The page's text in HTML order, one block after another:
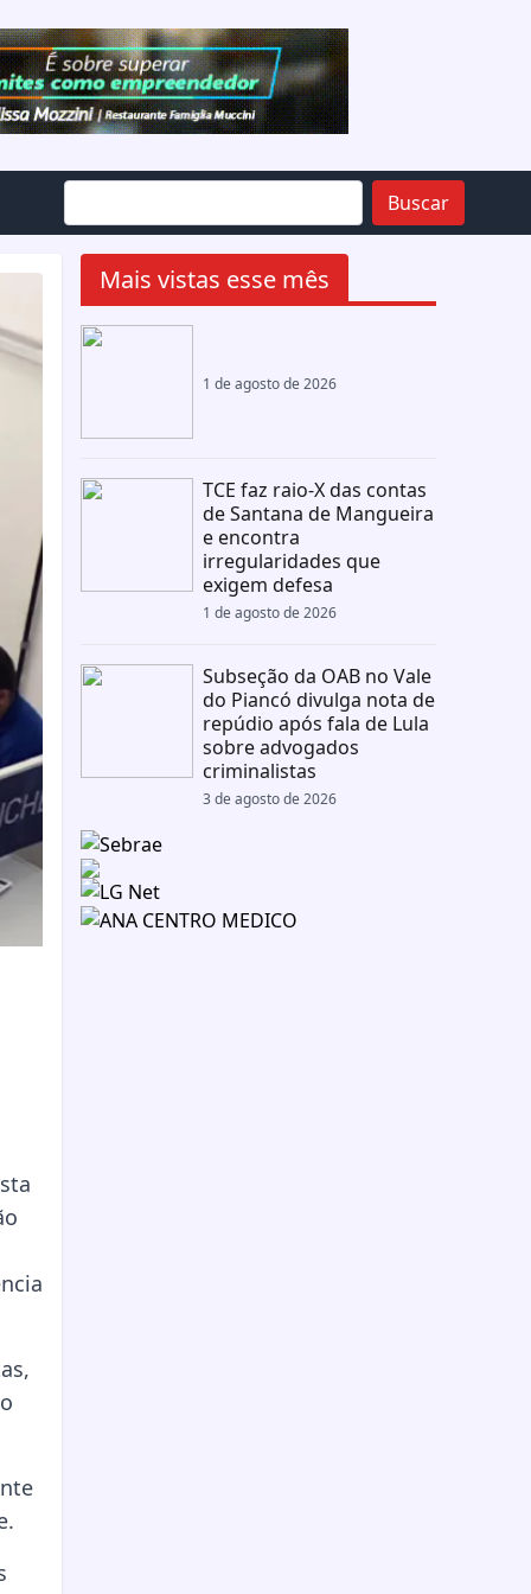
Buscar
Mais vistas esse mês
1 de agosto de 2026
TCE faz raio-X das contas
de Santana de Mangueira
e encontra
irregularidades que
exigem defesa
1 de agosto de 2026
Subseção da OAB no Vale
do Piancó divulga nota de
repúdio após fala de Lula
sobre advogados
criminalistas
3 de agosto de 2026